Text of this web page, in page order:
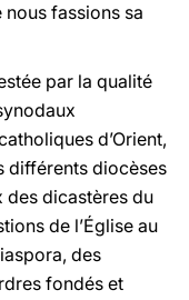
fassions sa
par la qualité
d’Orient,
différents diocèses
des dicastères du
de l’Église au
des
fondés et